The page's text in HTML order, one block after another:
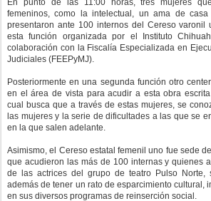
femeninos, como la intelectual, un ama de
presentaron ante 100 internos del Cereso varonil
esta función organizada por el Instituto
colaboración con la Fiscalía Especializada en
Judiciales (FEEPyMJ).
Posteriormente en una segunda función otro
en el área de vista para acudir a esta obra
cual busca que a través de estas mujeres, se
las mujeres y la serie de dificultades a las que se
en la que salen adelante.
Asimismo, el Cereso estatal femenil uno fue sede
que acudieron las más de 100 internas y quienes
de las actrices del grupo de teatro Pulso Norte,
además de tener un rato de esparcimiento cultural,
en sus diversos programas de reinserción social.